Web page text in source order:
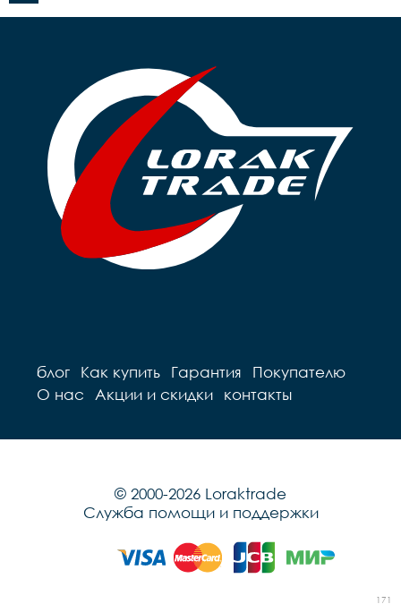
блог Как купить Гарантия
Покупателю
О нас
Акции и скидки контакты
© 2000-2026 Loraktrade
Служба помощи и поддержки
171